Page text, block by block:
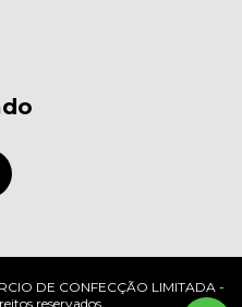
DE CONFECÇÃO LIMITADA -
reservados.